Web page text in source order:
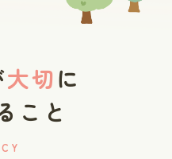
大切に
こと